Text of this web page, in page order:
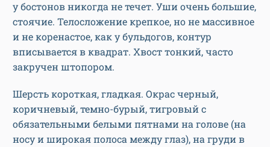
у бостонов никогда не течет. Уши очень большие,
стоячие. Телосложение крепкое, но не массивное
и не коренастое, как у бульдогов, контур
вписывается в квадрат. Хвост тонкий, часто
закручен штопором.
Шерсть короткая, гладкая. Окрас черный,
коричневый, темно-бурый, тигровый с
обязательными белыми пятнами на голове (на
носу и широкая полоса между глаз), на груди в